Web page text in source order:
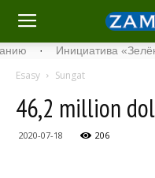
· Инициатива «Зелёная
Esasy Sungat
46,2 million
2020-07-18 206